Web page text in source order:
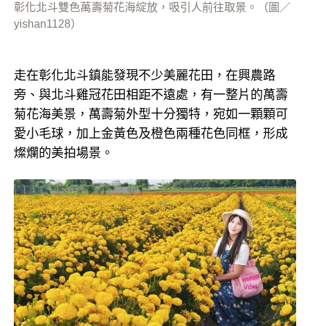
彰化北斗雙色萬壽菊花海綻放，吸引人前往取景。（圖／
yishan1128）
走在彰化北斗鎮能發現不少美麗花田，在興農路
旁、與北斗雞冠花田相距不遠處，有一整片的萬壽
菊花海美景，萬壽菊外型十分獨特，宛如一顆顆可
愛小毛球，加上金黃色及橙色兩種花色同框，形成
燦爛的美拍場景。